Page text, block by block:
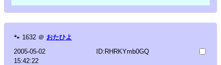
🐾 1632 ＠ おたひよ
2005-05-02
15:42:22
ID:RHRKYmb0GQ